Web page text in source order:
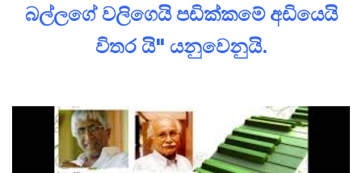
බල්ලගේ වලිගෙයි පඩික්කමේ අඩියෙයි
විතර යි" යනුවෙනුයි.